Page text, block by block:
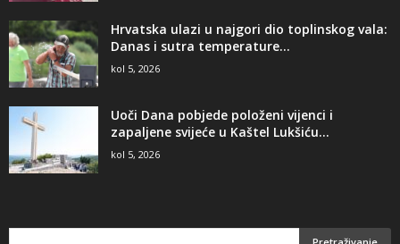
Hrvatska ulazi u najgori dio toplinskog vala:
Danas i sutra temperature...
kol 5, 2026
Uoči Dana pobjede položeni vijenci i
zapaljene svijeće u Kaštel Lukšiću...
kol 5, 2026